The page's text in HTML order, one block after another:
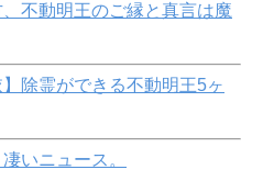
不動明王のご縁と真言は魔
除霊ができる不動明王5ヶ
いニュース。